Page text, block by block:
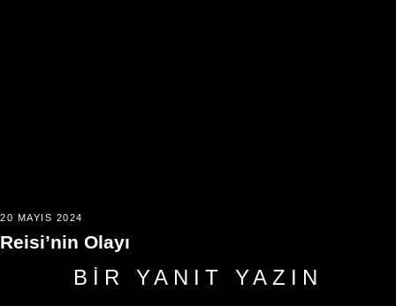
20 MAYIS 2024
Reisi’nin Olayı
BIR YANIT YAZIN